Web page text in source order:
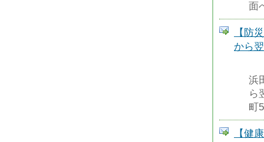
面
【防
から
浜
ら
町
【健